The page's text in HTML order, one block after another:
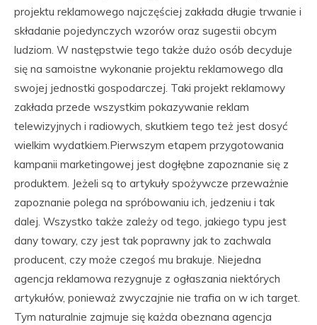
projektu reklamowego najczęściej zakłada długie trwanie i
składanie pojedynczych wzorów oraz sugestii obcym
ludziom. W następstwie tego także dużo osób decyduje
się na samoistne wykonanie projektu reklamowego dla
swojej jednostki gospodarczej. Taki projekt reklamowy
zakłada przede wszystkim pokazywanie reklam
telewizyjnych i radiowych, skutkiem tego też jest dosyć
wielkim wydatkiem.Pierwszym etapem przygotowania
kampanii marketingowej jest dogłębne zapoznanie się z
produktem. Jeżeli są to artykuły spożywcze przeważnie
zapoznanie polega na spróbowaniu ich, jedzeniu i tak
dalej. Wszystko także zależy od tego, jakiego typu jest
dany towary, czy jest tak poprawny jak to zachwala
producent, czy może czegoś mu brakuje. Niejedna
agencja reklamowa rezygnuje z ogłaszania niektórych
artykułów, ponieważ zwyczajnie nie trafia on w ich target.
Tym naturalnie zajmuje się każda obeznana agencja